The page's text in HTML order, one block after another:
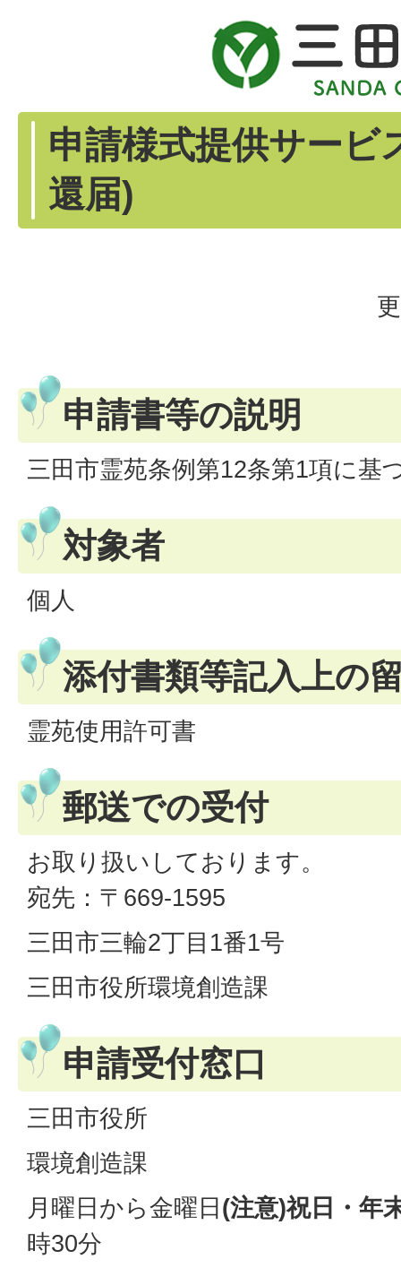
申請様式提供サービ
還届)
申請書等の説明
三田市霊苑条例第12条第1項に基
対象者
個人
添付書類等記入上の
霊苑使用許可書
郵送での受付
お取り扱いしております。
宛先：〒669-1595
三田市三輪2丁目1番1号
三田市役所環境創造課
申請受付窓口
三田市役所
環境創造課
月曜日から金曜日(注意)祝日・年
時30分